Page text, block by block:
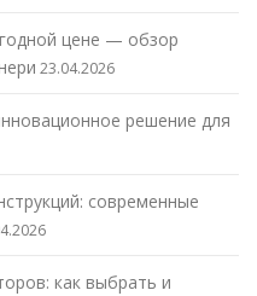
цене — обзор
23.04.2026
решение для
современные
как выбрать и